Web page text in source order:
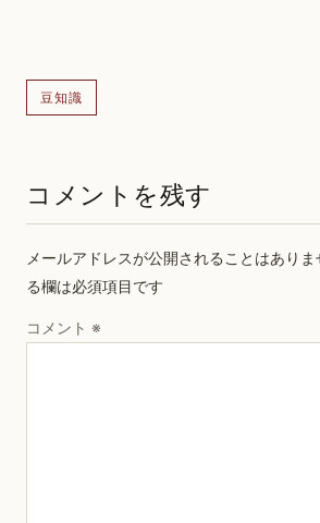
豆知識
コメントを残す
メールアドレスが公開されることはありま
る欄は必須項目です
コメント ※